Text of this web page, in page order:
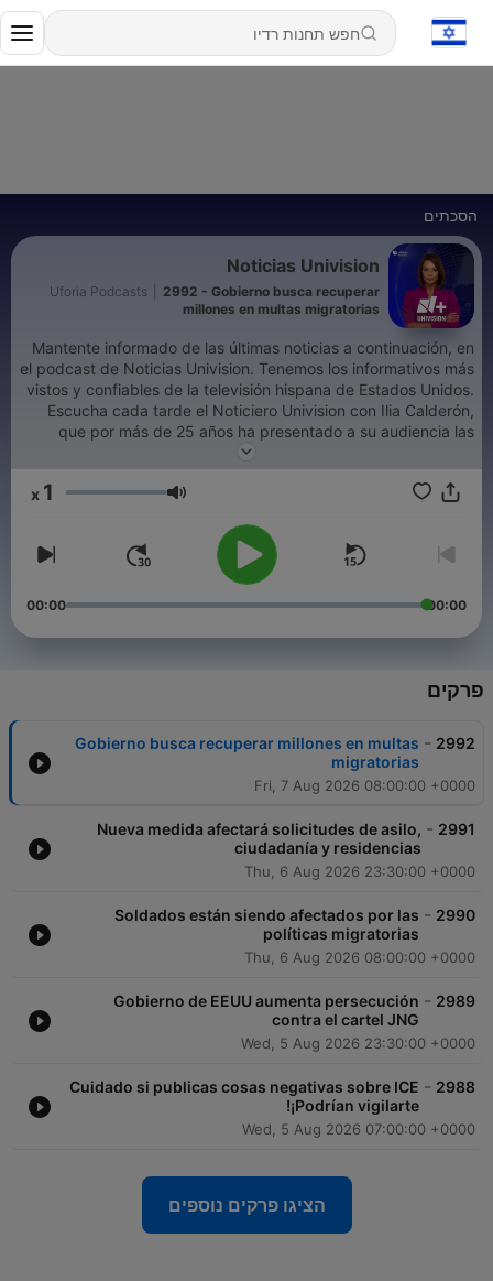
הסכתים
Noticias Univision
Uforia Podcasts
2992 - Gobierno busca recuperar
millones en multas migratorias
Mantente informado de las últimas noticias a continuación, en
el podcast de Noticias Univision. Tenemos los informativos más
vistos y confiables de la televisión hispana de Estados Unidos.
Escucha cada tarde el Noticiero Univision con Ilia Calderón,
que por más de 25 años ha presentado a su audiencia las
noticias más importantes que ocurren en el país y el resto del
la comunidad latina. Oye después a media noche el noticiero
Nocturna” con Elián Zidane. Cada fin de semana ponte al día
con La Edición Digital del Noticiero Univision, que transmite los
hechos mundiales relevantes para la comunidad hispana
desde la sala de redacción, presentado por Carolina Sarassa y
עוצמת שמע 1
00:00
00:00
פרקים
2992
-
Gobierno busca recuperar millones en multas
migratorias
Fri, 7 Aug 2026 08:00:00 +0000
2991
-
Nueva medida afectará solicitudes de asilo,
ciudadanía y residencias
Thu, 6 Aug 2026 23:30:00 +0000
2990
-
Soldados están siendo afectados por las
políticas migratorias
Thu, 6 Aug 2026 08:00:00 +0000
2989
-
Gobierno de EEUU aumenta persecución
contra el cartel JNG
Wed, 5 Aug 2026 23:30:00 +0000
2988
-
Cuidado si publicas cosas negativas sobre ICE
¡Podrían vigilarte!
Wed, 5 Aug 2026 07:00:00 +0000
הציגו פרקים נוספים